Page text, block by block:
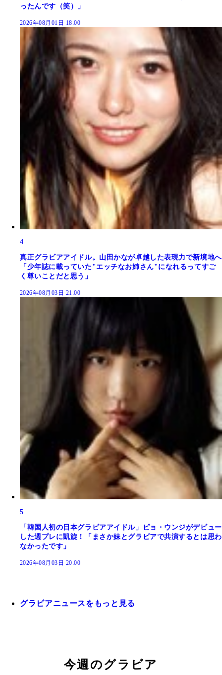
ったんです（笑）」
2026年08月01日 18:00
4
真正グラビアアイドル。山田かなが卓越した表現力で新境地へ
「少年誌に載っていた"エッチなお姉さん"になれるってすご
く尊いことだと思う」
2026年08月03日 21:00
5
「韓国人初の日本グラビアアイドル」ピョ・ウンジがデビュー
した週プレに凱旋！「まさか妹とグラビアで共演するとは思わ
なかったです」
2026年08月03日 20:00
グラビアニュースをもっと見る
今週のグラビア